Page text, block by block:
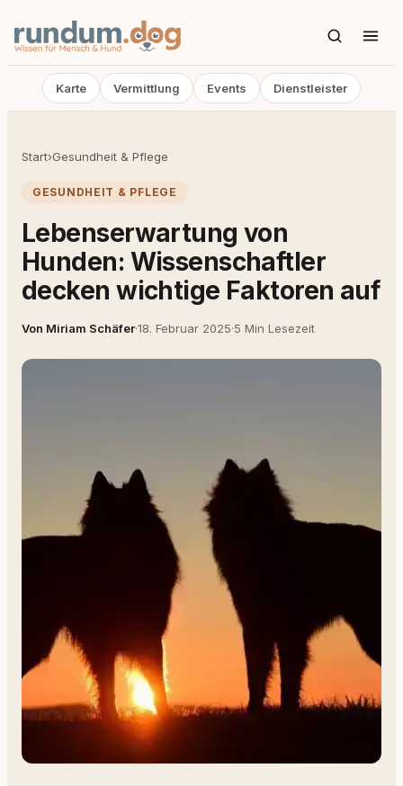
Karte Vermittlung Events Dienstleister
Start›Gesundheit & Pflege
GESUNDHEIT & PFLEGE
Lebenserwartung von
Hunden: Wissenschaftler
decken wichtige Faktoren auf
Von Miriam Schäfer·18. Februar 2025·5 Min Lesezeit